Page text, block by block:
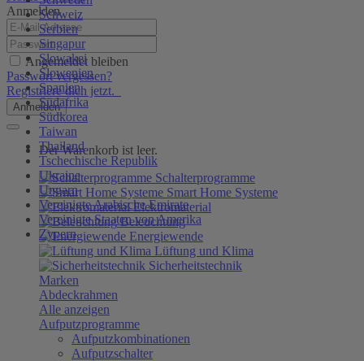
Schweiz
Serbien
Singapur
Slowakei
Slowenien
Spanien
Südafrika
Südkorea
Taiwan
Thailand
Tschechische Republik
Ukraine
Ungarn
Vereinigte Arabische Emirate
Vereinigte Staaten von Amerika
Zypern
Anmelden
Angemeldet bleiben
Passwort vergessen?
Registriere dich jetzt.
Anmelden
Der Warenkorb ist leer.
Schalterprogramme
Smart Home Systeme
Elektromaterial
Beleuchtung
Energiewende
Lüftung und Klima
Sicherheitstechnik
Marken
Abdeckrahmen
Alle anzeigen
Aufputzprogramme
Aufputzkombinationen
Aufputzschalter